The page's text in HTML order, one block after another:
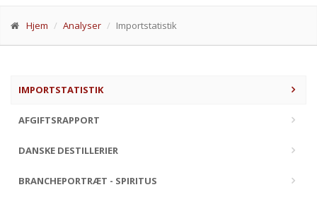
Hjem Analyser Importstatistik
IMPORTSTATISTIK
AFGIFTSRAPPORT
DANSKE DESTILLERIER
BRANCHEPORTRÆT - SPIRITUS